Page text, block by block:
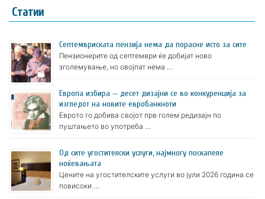
Статии
Септемвриската пензија нема да порасне исто за сите
Пензионерите од септември ќе добијат ново
зголемување, но овојпат нема …
Европа избира — десет дизајни се во конкуренција за
изгледот на новите евробанкноти
Еврото го добива својот прв голем редизајн по
пуштањето во употреба …
Oд сите угостителски услуги, најмногу поскапеле
ноќевањата
Цените на угостителските услуги во јули 2026 година се
повисоки …